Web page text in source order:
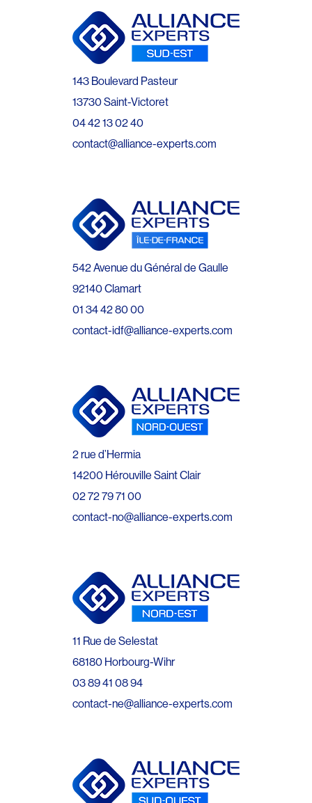
143 Boulevard Pasteur
13730 Saint-Victoret
04 42 13 02 40
contact@alliance-experts.com
542 Avenue du Général de Gaulle
92140 Clamart
01 34 42 80 00
contact-idf@alliance-experts.com
2 rue d’Hermia
14200 Hérouville Saint Clair
02 72 79 71 00
contact-no@alliance-experts.com
11 Rue de Selestat
68180 Horbourg-Wihr
03 89 41 08 94
contact-ne@alliance-experts.com